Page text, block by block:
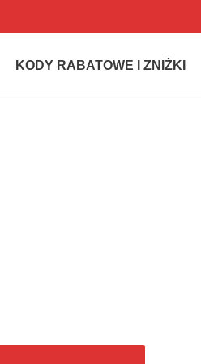
KODY RABATOWE I ZNIŻKI